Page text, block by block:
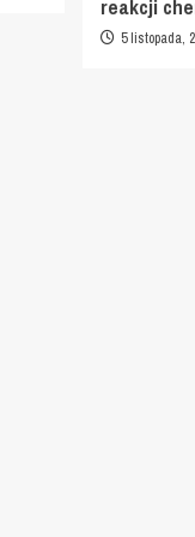
reakcji
5 listopada,